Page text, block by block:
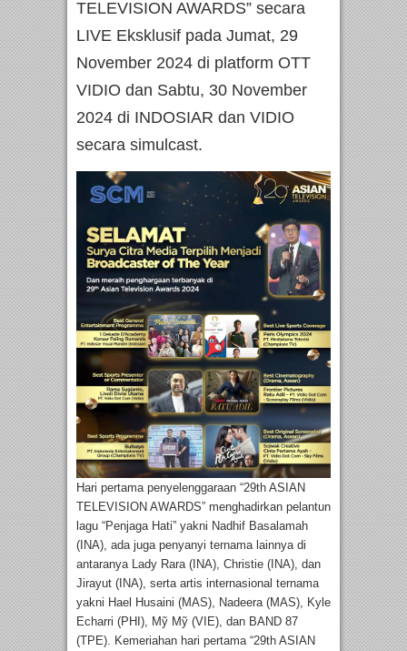
TELEVISION AWARDS” secara
LIVE Eksklusif pada Jumat, 29
November 2024 di platform OTT
VIDIO dan Sabtu, 30 November
2024 di INDOSIAR dan VIDIO
secara simulcast.
Hari pertama penyelenggaraan “29th ASIAN
TELEVISION AWARDS” menghadirkan pelantun
lagu “Penjaga Hati” yakni Nadhif Basalamah
(INA), ada juga penyanyi ternama lainnya di
antaranya Lady Rara (INA), Christie (INA), dan
Jirayut (INA), serta artis internasional ternama
yakni Hael Husaini (MAS), Nadeera (MAS), Kyle
Echarri (PHI), Mỹ Mỹ (VIE), dan BAND 87
(TPE). Kemeriahan hari pertama “29th ASIAN